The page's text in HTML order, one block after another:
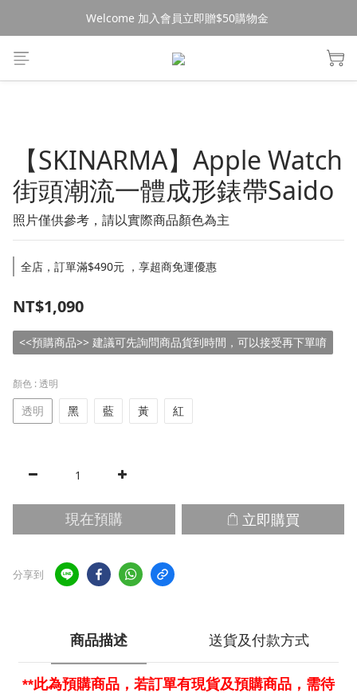
消費$490超商免運🚚
Welcome 加入會員立即贈$50購物金
消費$490超商免運🚚
【SKINARMA】Apple Watch
街頭潮流一體成形錶帶Saido
照片僅供參考，請以實際商品顏色為主
全店，訂單滿$490元 ，享超商免運優惠
NT$1,090
<<預購商品>> 建議可先詢問商品貨到時間，可以接受再下單唷
顏色 : 透明
透明 黑 藍 黃 紅
現在預購 立即購買
分享到
商品描述 送貨及付款方式
**此為預購商品，若訂單有現貨及預購商品，需待